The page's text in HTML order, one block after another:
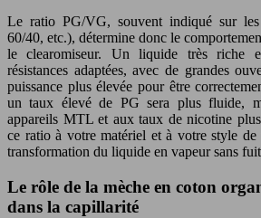
Le ratio PG/VG, souvent indiqué sur
60/40, etc.), détermine donc le
le clearomiseur. Un liquide très riche
résistances adaptées, avec de grandes
puissance plus élevée pour être
un taux élevé de PG sera plus fluide,
appareils MTL et aux taux de nicotine
ce ratio à votre matériel et à votre style
transformation du liquide en vapeur sans
Le rôle de la mèche en coton
dans la capillarité